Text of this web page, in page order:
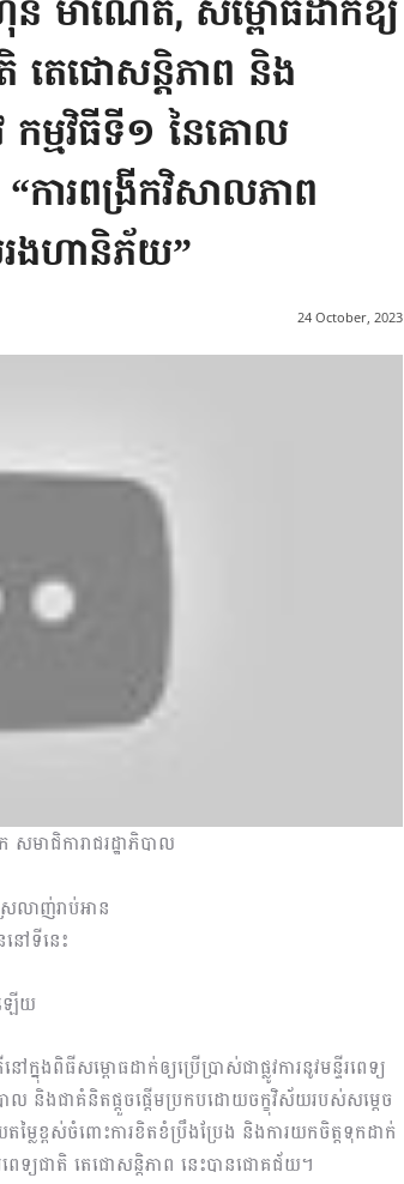
ម៉ាណែត, សម្ពោធដាក់ឱ្យ
តិ តេជោសន្តិភាព និង
វ កម្មវិធីទី១ នៃគោល
ារពង្រីកវិសាលភាព
ងហានិភ័យ”
24 October, 2023
ាជិការាជរដ្ឋាភិបាល
លាញ់រាប់អាន
នៅទីនេះ
ើយ
ងពិធីសម្ពោធដាក់ឲ្យប្រើប្រាស់ជាផ្លូវការនូវមន្ទីរពេទ្យ
ាល និងជាគំនិតផ្ដួចផ្ដើមប្រកបដោយចក្ខុវិស័យរបស់សម្ដេច
ៃខ្ពស់ចំពោះការខិតខំប្រឹងប្រែង និងការយកចិត្តទុកដាក់
ទ្យជាតិ តេជោសន្ដិភាព នេះបានជោគជ័យ។